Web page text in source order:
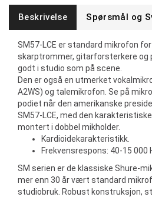
Beskrivelse Spørsmål og
SM57-LCE er standard mikrofon
skarptrommer, gitarforsterkere og
godt i studio som på scene.
Den er også en utmerket
A2WS) og talemikrofon. Se på
podiet når den amerikanske
SM57-LCE, med den
montert i dobbel mikholder.
Kardioidekarakteristikk.
Frekvensrespons: 40-15 000
SM serien er de klassiske Shure-
mer enn 30 år vært standard
studiobruk. Robust konstruksjon,